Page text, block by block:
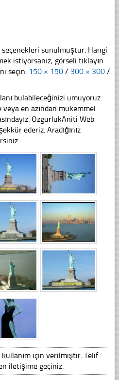
sunulmuştur. Hangi
istiyorsanız, görseli tıklayın
seçin. 150 × 150 / 300 × 300 /
bulabileceğinizi umuyoruz.
en azından mükemmel
OzgurlukAniti Web
ederiz. Aradığınız
için verilmiştir. Telif
iletişime geçiniz.